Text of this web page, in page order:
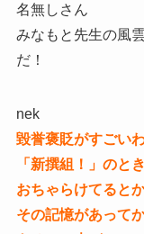
名無しさん
みなもと先生の風
だ！
nek
毀誉褒貶がすごいわ
「新撰組！」のと
おちゃらけてると
その記憶があって